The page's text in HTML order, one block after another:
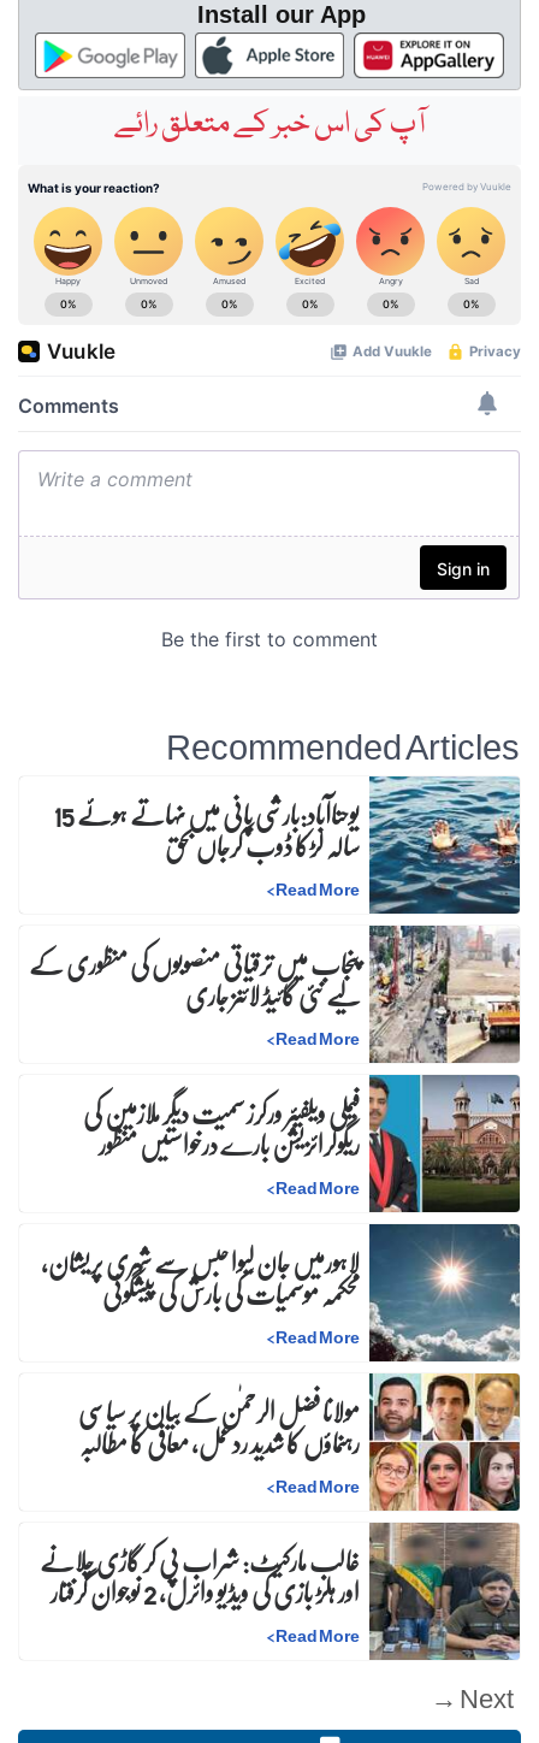
Install our App
آپ کی اس خبر کے متعلق رائے
Recommended Articles
یوحناآباد:بارشی پانی میں نہاتے ہوئے 15 سالہ لڑکا ڈوب کرجاں بحق
Read More
>
پنجاب میں ترقیاتی منصوبوں کی منظوری کے
لیے نئی گائیڈ لائنز جاری
Read More
>
فیملی ویلفیئر ورکرز سمیت دیگر ملازمین کی
ریگولرائزیشن بارے درخواستیں منظور
Read More
>
لاہورمیں جان لیوا حبس سے شہری پریشان،
محکمہ موسمیات کی بارش کی پیشگوئی
Read More
>
مولانا فضل الرحمٰن کے بیان پر سیاسی
رہنماؤں کا شدید ردعمل، معافی کا مطالبہ
Read More
>
غالب مارکیٹ: شراب پی کر گاڑی چلانے
اور ہلڑ بازی کی ویڈیو وائرل، 2 نوجوان گرفتار
Read More
>
Next →